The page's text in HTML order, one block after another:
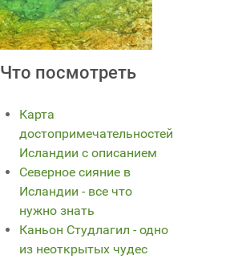
Что посмотреть
Карта
достопримечательностей
Исландии с описанием
Северное сияние в
Исландии - все что
нужно знать
Каньон Студлагил - одно
из неоткрытых чудес